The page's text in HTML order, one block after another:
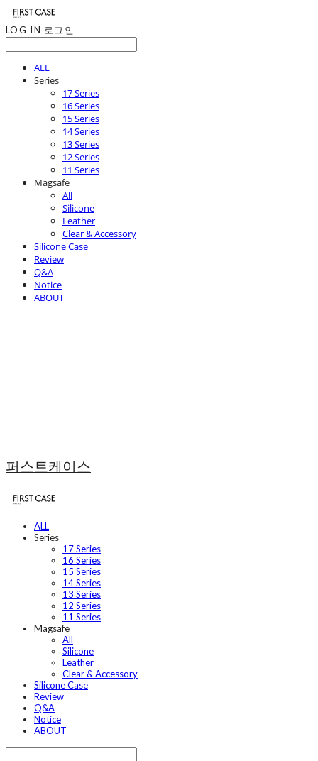
LOG IN 로그인
ALL
Series
17 Series
16 Series
15 Series
14 Series
13 Series
12 Series
11 Series
Magsafe
All
Silicone
Leather
Clear & Accessory
Silicone Case
Review
Q&A
Notice
ABOUT
퍼스트케이스
ALL
Series
17 Series
16 Series
15 Series
14 Series
13 Series
12 Series
11 Series
Magsafe
All
Silicone
Leather
Clear & Accessory
Silicone Case
Review
Q&A
Notice
ABOUT